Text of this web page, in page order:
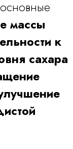
массы
к
сахара